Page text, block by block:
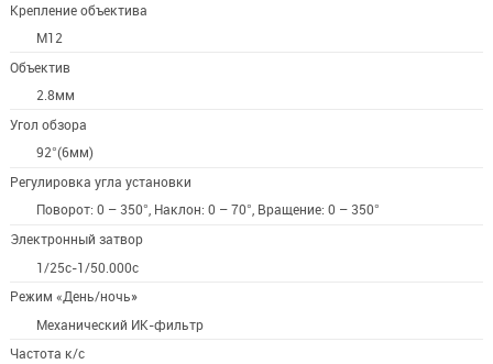
Крепление объектива
М12
Объектив
2.8мм
Угол обзора
92°(6мм)
Регулировка угла установки
Поворот: 0 – 350°, Наклон: 0 – 70°, Вращение: 0 – 350°
Электронный затвор
1/25с-1/50.000с
Режим «День/ночь»
Механический ИК-фильтр
Частота к/с